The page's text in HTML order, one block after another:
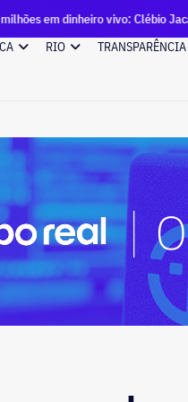
vivo: Clébio Jacaré registra
RIO TRANSPARÊNCIA